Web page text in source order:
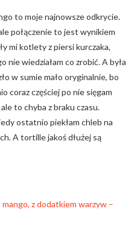
to moje najnowsze odkrycie.
połączenie to jest wynikiem
mi kotlety z piersi kurczaka,
nie wiedziałam co zrobić. A była
w sumie mało oryginalnie, bo
coraz częściej po nie sięgam
to chyba z braku czasu.
ostatnio piekłam chleb na
A tortille jakoś dłużej są
z dodatkiem warzyw –